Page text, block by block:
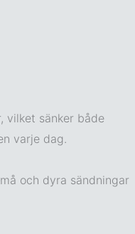
vilket sänker både
varje dag.
och dyra sändningar